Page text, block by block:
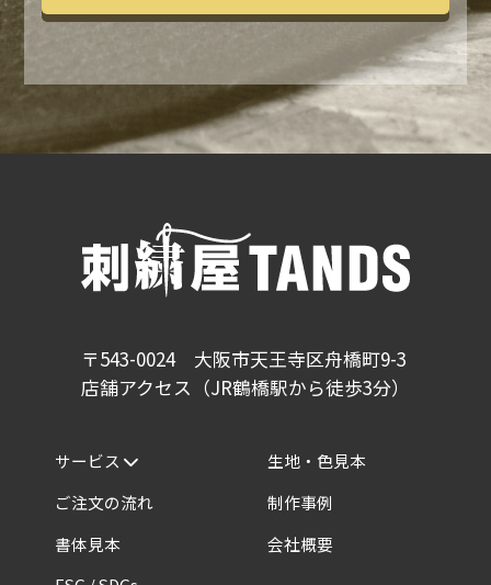
〒543-0024 大阪市天王寺区舟橋町9-3
店舗アクセス（JR鶴橋駅から徒歩3分）
サービス
ご注文の流れ
書体見本
生地・色見本
制作事例
会社概要